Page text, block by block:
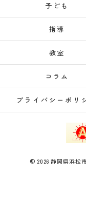
子ども
指導
教室
コラム
プライバシーポリ
© 2026 静岡県浜松市